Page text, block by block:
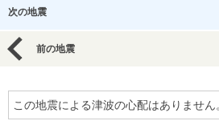
次の地震
前の地震
この地震による津波の心配はありません